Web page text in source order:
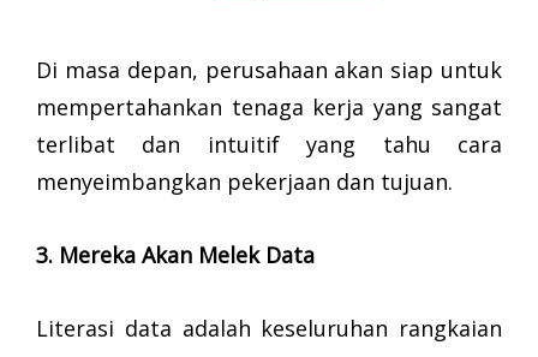
Di masa depan, perusahaan akan siap untuk
mempertahankan tenaga kerja yang sangat
terlibat dan intuitif yang tahu cara
menyeimbangkan pekerjaan dan tujuan.
3. Mereka Akan Melek Data
Literasi data adalah keseluruhan rangkaian